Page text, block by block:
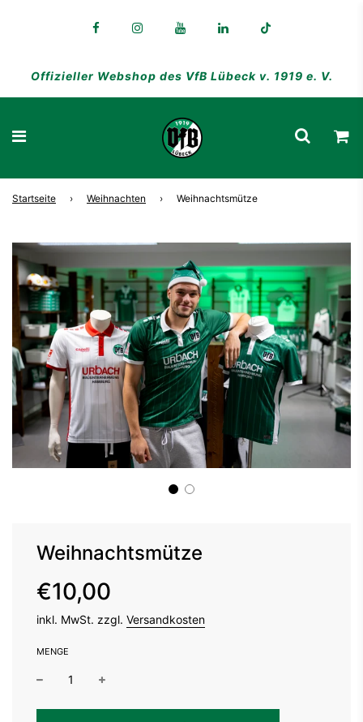
Offizieller Webshop des VfB Lübeck v. 1919 e. V.
Startseite › Weihnachten › Weihnachtsmütze
Weihnachtsmütze
Sonderpreis
Normaler
Preis
€10,00
inkl. MwSt. zzgl. Versandkosten
MENGE